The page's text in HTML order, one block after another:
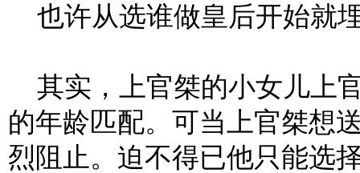
也许从选谁做皇后开始就
其实，上官桀的小女儿上
的年龄匹配。可当上官桀想
烈阻止。迫不得已他只能选